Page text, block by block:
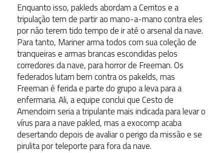
Enquanto isso, pakleds abordam a Cerritos e a
tripulação tem de partir ao mano-a-mano contra eles
por não terem tido tempo de ir até o arsenal da nave.
Para tanto, Mariner arma todos com sua coleção de
tranqueiras e armas brancas escondidas pelos
corredores da nave, para horror de Freeman. Os
federados lutam bem contra os pakelds, mas
Freeman é ferida e parte do grupo a leva para a
enfermaria. Ali, a equipe conclui que Cesto de
Amendoim seria a tripulante mais indicada para levar o
vírus para a nave pakled, mas a exocomp acaba
desertando depois de avaliar o perigo da missão e se
pirulita por teleporte para fora da nave.